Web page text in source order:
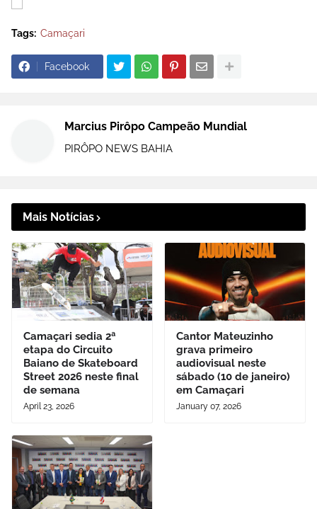
Tags: Camaçari
Facebook
Marcius Pirôpo Campeão Mundial
PIRÔPO NEWS BAHIA
Mais Notícias
Camaçari sedia 2ª
etapa do Circuito
Baiano de Skateboard
Street 2026 neste final
de semana
April 23, 2026
Cantor Mateuzinho
grava primeiro
audiovisual neste
sábado (10 de janeiro)
em Camaçari
January 07, 2026